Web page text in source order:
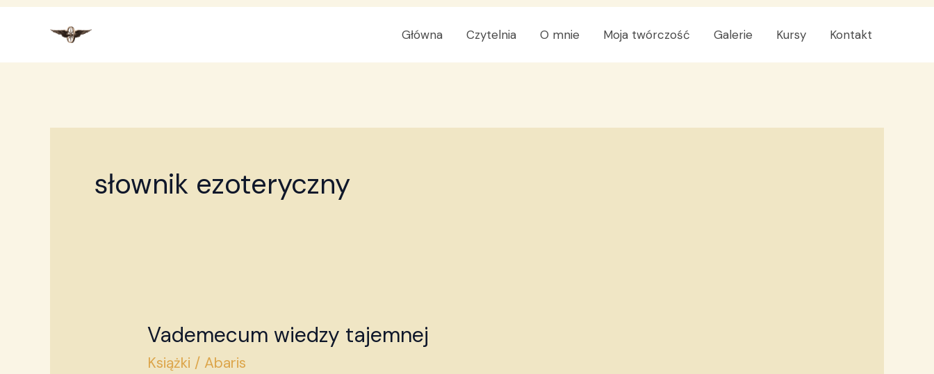
Główna Czytelnia O mnie Moja twórczość Galerie Kursy Kontakt
słownik ezoteryczny
Vademecum wiedzy tajemnej
Książki /Abaris
Vademecum
wiedzy